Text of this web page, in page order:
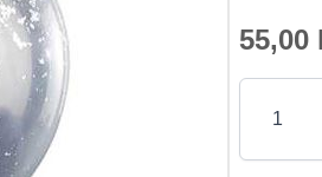
55,00
Antal